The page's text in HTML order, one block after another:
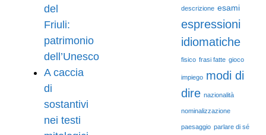
del
Friuli:
patrimonio
dell’Unesco
A caccia
di
sostantivi
nei testi
descrizione esami
espressioni
idiomatiche
fisico frasi fatte gioco
impiego modi di
dire nazionalità
nominalizzazione
paesaggio parlare di sé